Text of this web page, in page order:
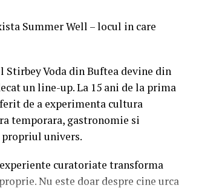
Summer Well – locul in care
Voda din Buftea devine din
un line-up. La 15 ani de la prima
de a experimenta cultura
temporara, gastronomie si
univers.
curatoriate transforma
Nu este doar despre cine urca